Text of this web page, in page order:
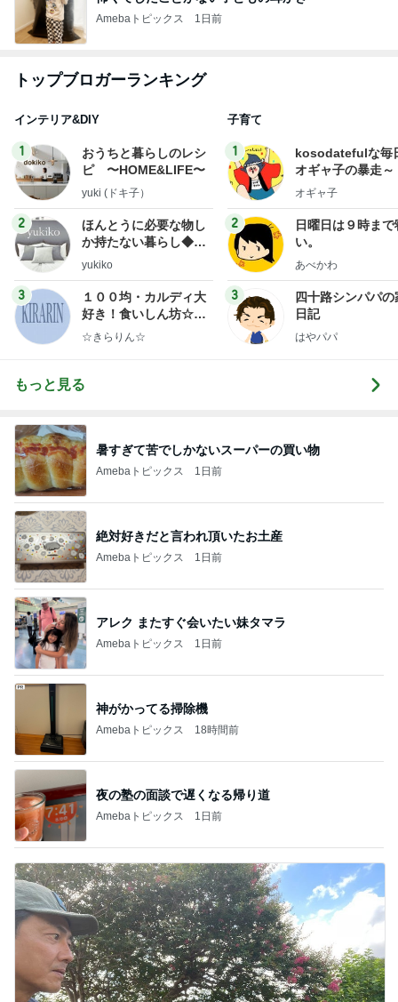
Amebaトピックス 1日前
トップブロガーランキング
インテリア&DIY
1
おうちと暮らしのレシ
ピ 〜HOME&LIFE〜
yuki (ドキ子）
2
ほんとうに必要な物し
か持たない暮らし◆Ke
ep Life Simple◆〜イ
yukiko
3
１００均・カルディ大
好き！食いしん坊☆き
らりん☆のブログ
☆きらりん☆
子育て
1
kosodatefulな毎
オギャ子の暴走～
オギャ子
2
日曜日は９時まで
い。
あべかわ
3
四十路シンパパの
日記
はやパパ
もっと見る
暑すぎて苦でしかないスーパーの買い物
Amebaトピックス 1日前
絶対好きだと言われ頂いたお土産
Amebaトピックス 1日前
アレク またすぐ会いたい妹タマラ
Amebaトピックス 1日前
神がかってる掃除機
Amebaトピックス 18時間前
夜の塾の面談で遅くなる帰り道
Amebaトピックス 1日前